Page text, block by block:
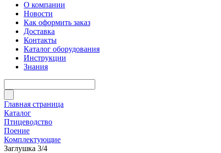
О компании
Новости
Как оформить заказ
Доставка
Контакты
Каталог оборудования
Инструкции
Знания
Главная страница
Каталог
Птицеводство
Поение
Комплектующие
Заглушка 3/4